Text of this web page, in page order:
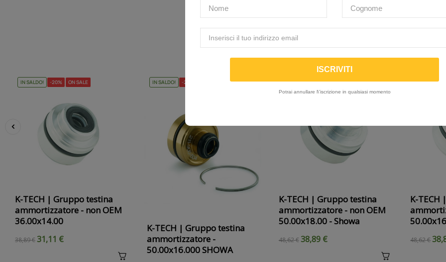
PRODOTTI CORRELATI
( 16 altri prodotti della stessa categoria )
IN SALDO! -20% ON SALE
K-TECH | Gruppo testina
ammortizzatore - non OEM
36.00x14.00
38,89 €31,11 €
IN SALDO! -20%
K-TECH | Gruppo testina
ammortizzatore -
50.00x16.000 SHOWA
IN SALDO! -20% ON SALE
K-TECH | Gruppo testina
ammortizzatore - non OEM
50.00x18.00 - Showa
48,62 € 38,89 €
IN SALDO!
K-
48,62 €
Potrai annullare l\'iscrizione in qualsiasi momento